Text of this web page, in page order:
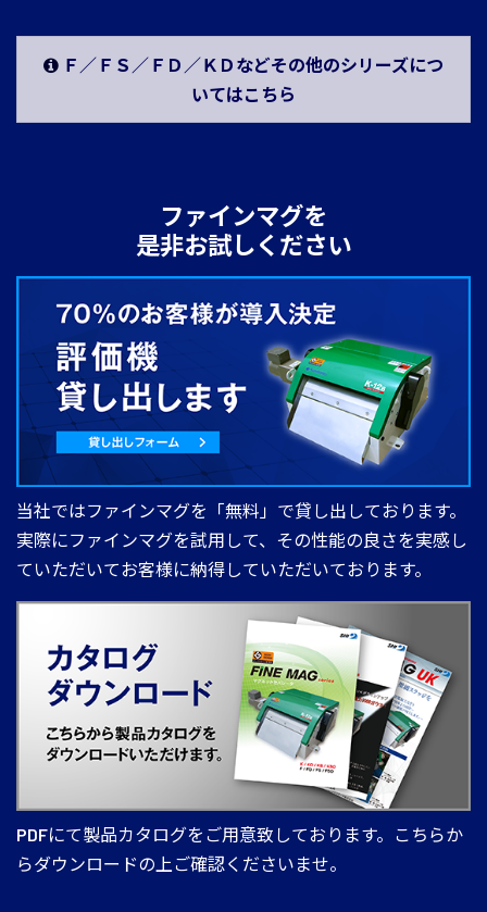
Ｆ／ＦＳ／ＦＤ／ＫＤなどその他のシリーズにつ
いてはこちら
ファインマグを
是非お試しください
当社ではファインマグを「無料」で貸し出しております。
実際にファインマグを試用して、その性能の良さを実感し
ていただいてお客様に納得していただいております。
PDFにて製品カタログをご用意致しております。こちらか
らダウンロードの上ご確認くださいませ。